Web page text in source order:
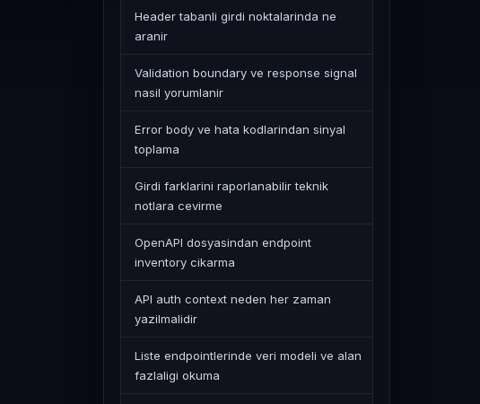
Header tabanli girdi noktalarinda ne
aranir
Validation boundary ve response signal
nasil yorumlanir
Error body ve hata kodlarindan sinyal
toplama
Girdi farklarini raporlanabilir teknik
notlara cevirme
OpenAPI dosyasindan endpoint
inventory cikarma
API auth context neden her zaman
yazilmalidir
Liste endpointlerinde veri modeli ve alan
fazlaligi okuma